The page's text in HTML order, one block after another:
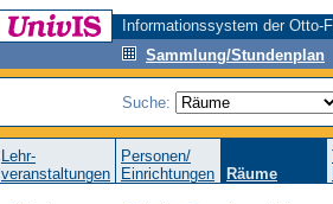
Informationssystem der Otto-
Sammlung/Stundenplan
Suche:
Lehr-
veranstaltungen
Personen/
Einrichtungen
Räume